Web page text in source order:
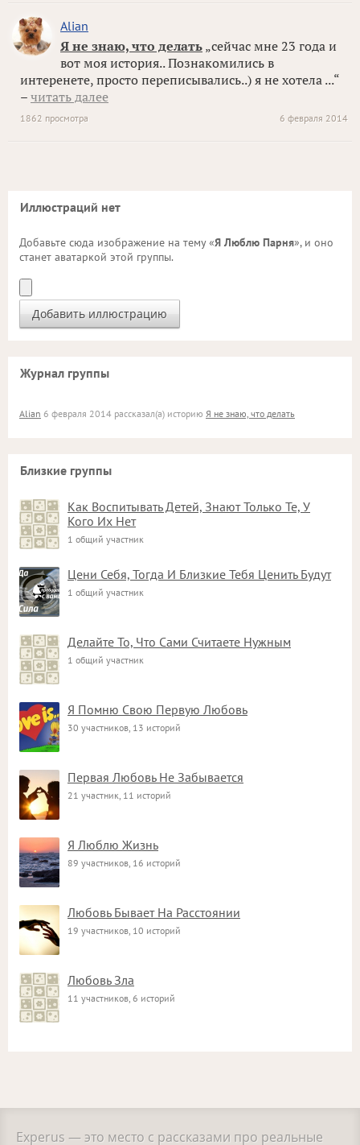
Alian
Я не знаю, что делать „сейчас мне 23 года и
вот моя история.. Познакомились в
интеренете, просто переписывались..) я не хотела ...“
– читать далее
6 февраля 2014
1862 просмотра
Иллюстраций нет
Добавьте сюда изображение на тему «Я Люблю Парня», и оно
станет аватаркой этой группы.
Журнал группы
Alian 6 февраля 2014 рассказал(а) историю Я не знаю, что делать
Близкие группы
Как Воспитывать Детей, Знают Только Те, У
Кого Их Нет
1 общий участник
Цени Себя, Тогда И Близкие Тебя Ценить Будут
1 общий участник
Делайте То, Что Сами Считаете Нужным
1 общий участник
Я Помню Свою Первую Любовь
30 участников, 13 историй
Первая Любовь Не Забывается
21 участник, 11 историй
Я Люблю Жизнь
89 участников, 16 историй
Любовь Бывает На Расстоянии
19 участников, 10 историй
Любовь Зла
11 участников, 6 историй
Experus — это место с рассказами про реальные